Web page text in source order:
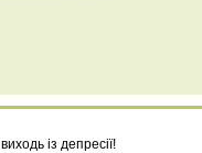
із депресії!